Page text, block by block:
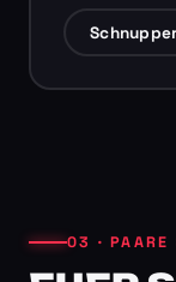
03 · PAARE